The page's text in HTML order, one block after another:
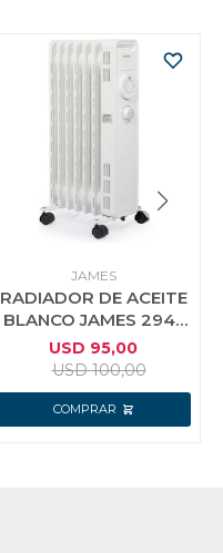
JAMES
RADIADOR DE ACEITE
BLANCO JAMES 2945
MOD. RA 1500 W
USD 95,00
USD 100,00